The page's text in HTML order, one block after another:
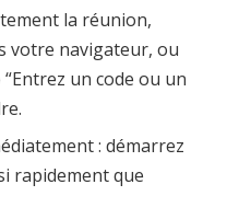
la réunion,
votre navigateur, ou
un code ou un
: démarrez
rapidement que